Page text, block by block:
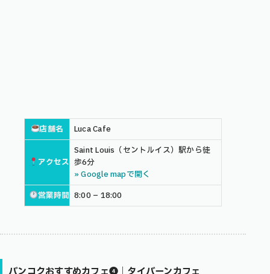
店舗名 Luca Cafe
アクセス
Saint Louis（セントルイス）駅から徒
歩6分
» Google mapで開く
営業時間 8:00 – 18:00